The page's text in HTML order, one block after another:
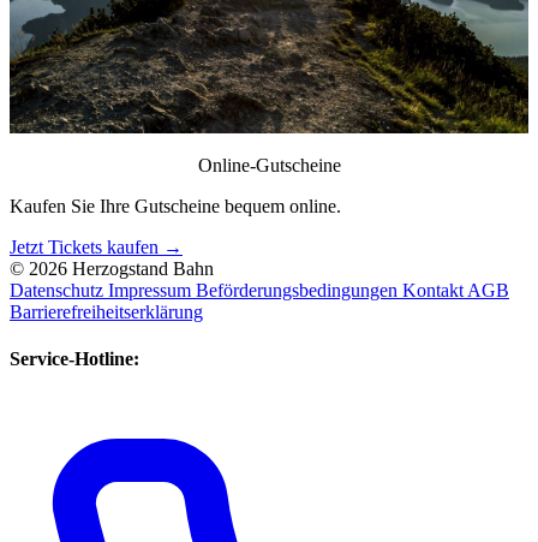
Herzogstand der Berg
Online-Gutscheine
Kaufen Sie Ihre Gutscheine bequem online.
Jetzt Tickets kaufen →
© 2026 Herzogstand Bahn
Datenschutz Impressum Beförderungsbedingungen Kontakt AGB
Barrierefreiheitserklärung
Service-Hotline: